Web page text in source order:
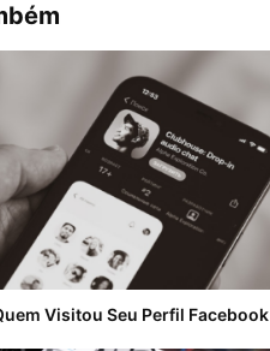
Visitou Seu Perfil Facebook